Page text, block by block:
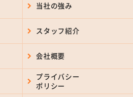
当社の強み
スタッフ紹介
会社概要
プライバシー
ポリシー